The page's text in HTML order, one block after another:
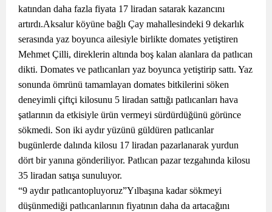
katından daha fazla fiyata 17 liradan satarak kazancını
artırdı.Aksalur köyüne bağlı Çay mahallesindeki 9 dekarlık
serasında yaz boyunca ailesiyle birlikte domates yetiştiren
Mehmet Çilli, direklerin altında boş kalan alanlara da patlıcan
dikti. Domates ve patlıcanları yaz boyunca yetiştirip sattı. Yaz
sonunda ömrünü tamamlayan domates bitkilerini söken
deneyimli çiftçi kilosunu 5 liradan sattığı patlıcanları hava
şatlarının da etkisiyle ürün vermeyi sürdürdüğünü görünce
sökmedi. Son iki aydır yüzünü güldüren patlıcanlar
bugünlerde dalında kilosu 17 liradan pazarlanarak yurdun
dört bir yanına gönderiliyor. Patlıcan pazar tezgahında kilosu
35 liradan satışa sunuluyor.
“9 aydır patlıcantopluyoruz”Yılbaşına kadar sökmeyi
düşünmediği patlıcanlarının fiyatının daha da artacağını